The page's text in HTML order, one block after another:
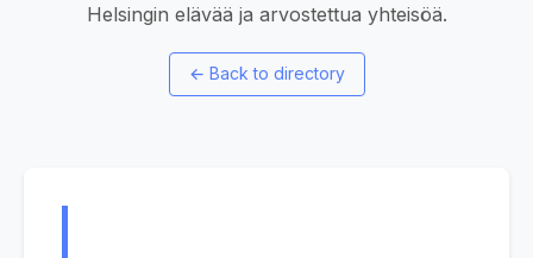
Helsingin elävää ja arvostettua yhteisöä.
← Back to directory